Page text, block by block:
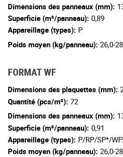
Dimensions des panneaux (mm):
Superficie (m²/panneau): 0,89
Appareillage (types): P
Poids moyen (kg/panneau): 26,0-
FORMAT WF
Dimensions des plaquettes (mm):
Quantité (pcs/m²): 72
Dimensions des panneaux (mm):
Superficie (m²/panneau): 0,91
Appareillage (types): P/RP/SP*/
Poids moyen (kg/panneau): 26,0-